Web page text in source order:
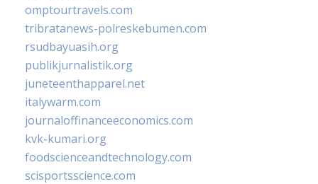
omptourtravels.com
tribratanews-polreskebumen.com
rsudbayuasih.org
publikjurnalistik.org
juneteenthapparel.net
italywarm.com
journaloffinanceeconomics.com
kvk-kumari.org
foodscienceandtechnology.com
scisportsscience.com